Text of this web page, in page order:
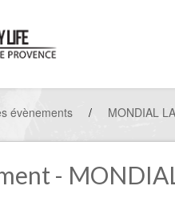
évènements / MONDIAL
-